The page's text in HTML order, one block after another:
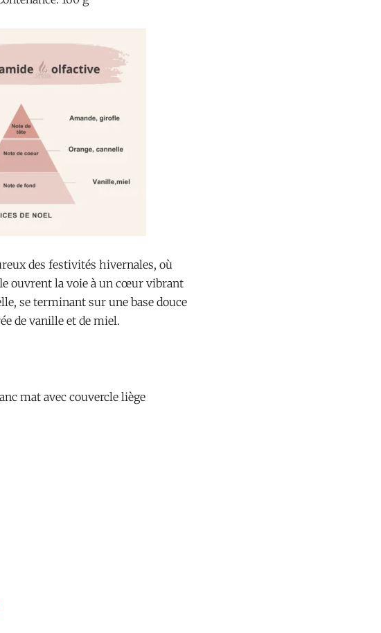
des festivités hivernales, où
ouvrent la voie à un cœur vibrant
se terminant sur une base douce
de vanille et de miel.
mat avec couvercle liège